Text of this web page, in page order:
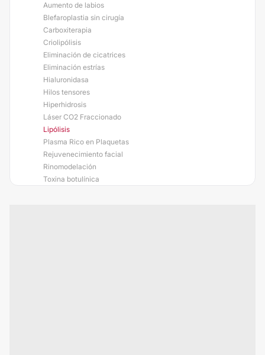
Aumento de labios
Blefaroplastia sin cirugía
Carboxiterapia
Criolipólisis
Eliminación de cicatrices
Eliminación estrías
Hialuronidasa
Hilos tensores
Hiperhidrosis
Láser CO2 Fraccionado
Lipólisis
Plasma Rico en Plaquetas
Rejuvenecimiento facial
Rinomodelación
Toxina botulínica